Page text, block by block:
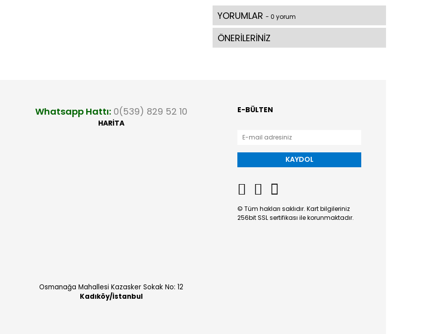
YORUMLAR - 0 yorum
ÖNERİLERİNİZ
Whatsapp Hattı: 0(539) 829 52 10
HARİTA
Osmanağa Mahallesi Kazasker Sokak No: 12
Kadıköy/İstanbul
E-BÜLTEN
KAYDOL
© Tüm hakları saklıdır. Kart bilgileriniz
256bit SSL sertifikası ile korunmaktadır.